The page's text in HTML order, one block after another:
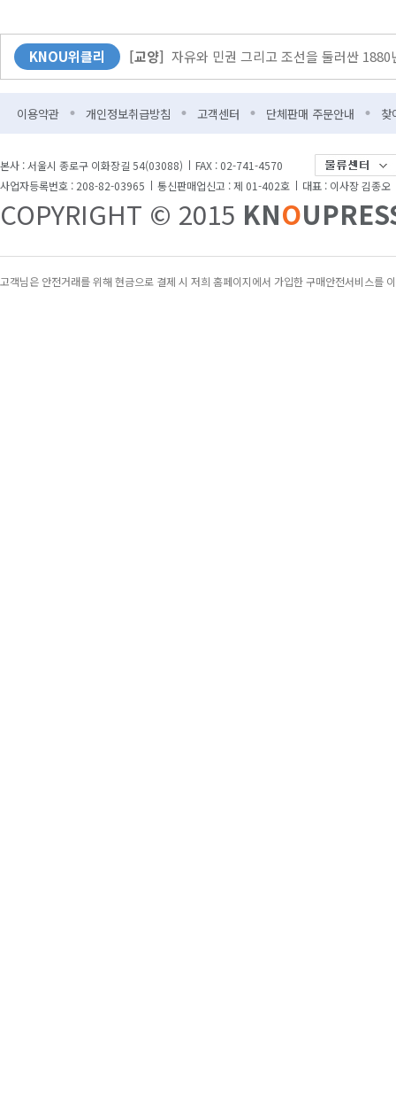
KNOU위클리
[교양] 자유와 민권 그리고 조선을 둘러싼
이용약관 개인정보취급방침 고객센터 단체판매 주문안내 찾
본사 : 서울시 종로구 이화장길 54(03088)
FAX : 02-741-4570
사업자등록번호 : 208-82-03965
통신판매업신고 : 제 01-402호 대표 : 이사장 김종오
COPYRIGHT © 2015 KNO
고객님은 안전거래를 위해 현금으로 결제 시 저희 홈페이지에서 가입한 구매안전서비스를